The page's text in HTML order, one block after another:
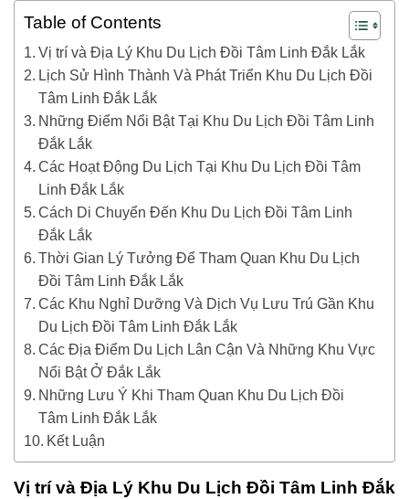
Table of Contents
Vị trí và Địa Lý Khu Du Lịch Đồi Tâm Linh Đắk Lắk
Lịch Sử Hình Thành Và Phát Triển Khu Du Lịch Đồi
Tâm Linh Đắk Lắk
Những Điểm Nổi Bật Tại Khu Du Lịch Đồi Tâm Linh
Đắk Lắk
Các Hoạt Động Du Lịch Tại Khu Du Lịch Đồi Tâm
Linh Đắk Lắk
Cách Di Chuyển Đến Khu Du Lịch Đồi Tâm Linh
Đắk Lắk
Thời Gian Lý Tưởng Để Tham Quan Khu Du Lịch
Đồi Tâm Linh Đắk Lắk
Các Khu Nghỉ Dưỡng Và Dịch Vụ Lưu Trú Gần Khu
Du Lịch Đồi Tâm Linh Đắk Lắk
Các Địa Điểm Du Lịch Lân Cận Và Những Khu Vực
Nổi Bật Ở Đắk Lắk
Những Lưu Ý Khi Tham Quan Khu Du Lịch Đồi
Tâm Linh Đắk Lắk
Kết Luận
Vị trí và Địa Lý Khu Du Lịch Đồi Tâm Linh Đắk